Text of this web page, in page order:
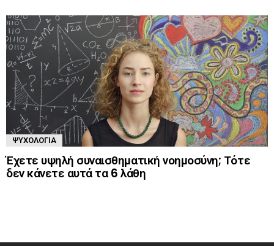
ΨΥΧΟΛΟΓΊΑ
Έχετε υψηλή συναισθηματική νοημοσύνη; Τότε
δεν κάνετε αυτά τα 6 λάθη